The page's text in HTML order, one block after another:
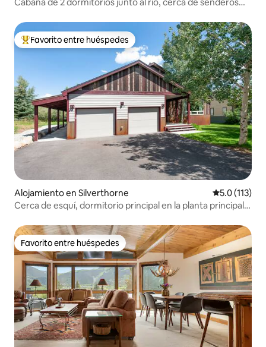
Favorito entre huéspedes preferido
Favorito entre huéspedes
Alojamiento en Silverthorne Calificación
5.0 (113)
Cerca de esquí, dormitorio principal en la planta principal,
Favorito entre huéspedes
Favorito entre huéspedes